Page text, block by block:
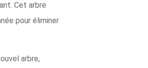
Cet arbre
pour éliminer
arbre,